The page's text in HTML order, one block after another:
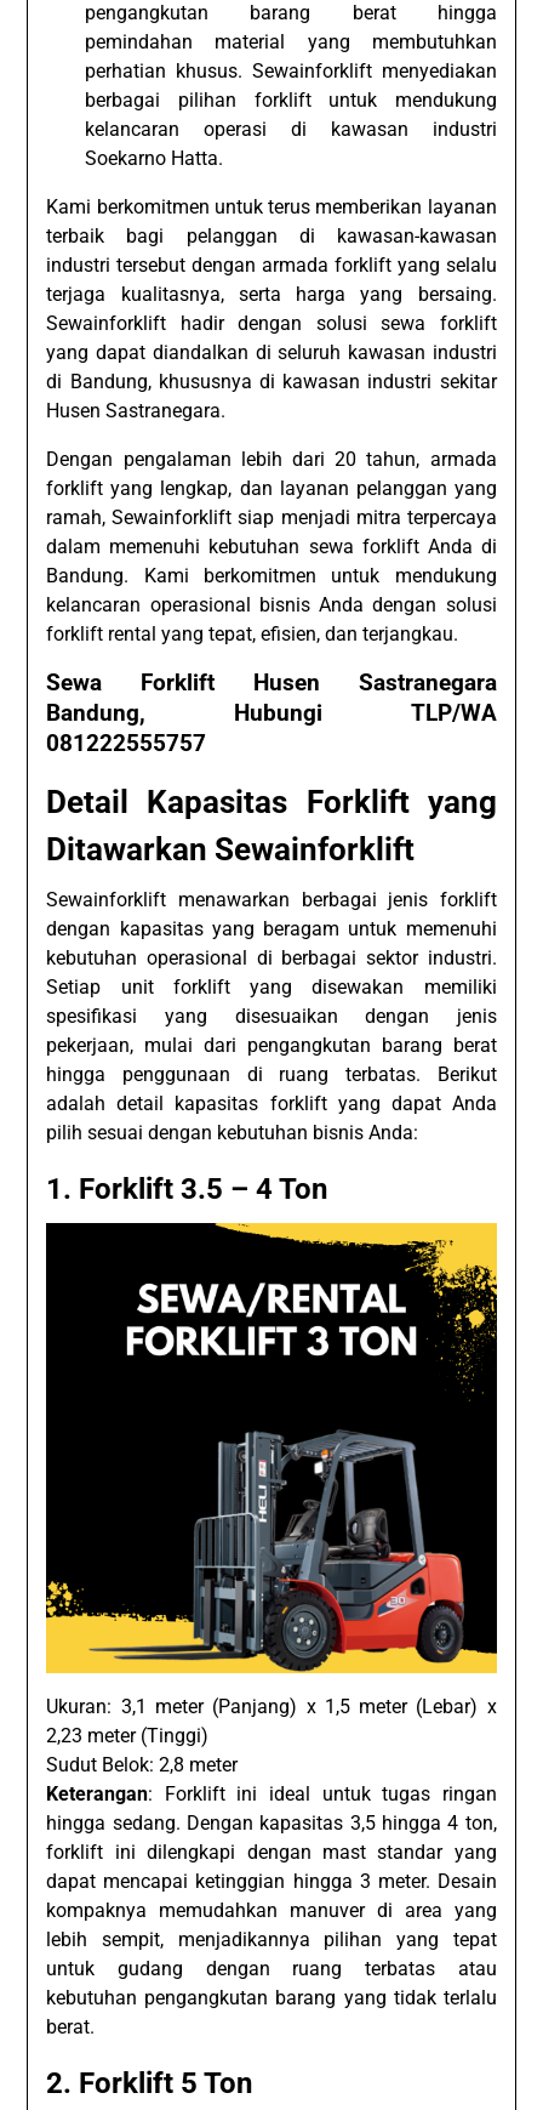
pengangkutan barang berat hingga
pemindahan material yang membutuhkan
perhatian khusus. Sewainforklift menyediakan
berbagai pilihan forklift untuk mendukung
kelancaran operasi di kawasan industri
Soekarno Hatta.
Kami berkomitmen untuk terus memberikan layanan
terbaik bagi pelanggan di kawasan-kawasan
industri tersebut dengan armada forklift yang selalu
terjaga kualitasnya, serta harga yang bersaing.
Sewainforklift hadir dengan solusi sewa forklift
yang dapat diandalkan di seluruh kawasan industri
di Bandung, khususnya di kawasan industri sekitar
Husen Sastranegara.
Dengan pengalaman lebih dari 20 tahun, armada
forklift yang lengkap, dan layanan pelanggan yang
ramah, Sewainforklift siap menjadi mitra terpercaya
dalam memenuhi kebutuhan sewa forklift Anda di
Bandung. Kami berkomitmen untuk mendukung
kelancaran operasional bisnis Anda dengan solusi
forklift rental yang tepat, efisien, dan terjangkau.
Sewa Forklift Husen Sastranegara
Bandung, Hubungi TLP/WA
081222555757
Detail Kapasitas Forklift yang
Ditawarkan Sewainforklift
Sewainforklift menawarkan berbagai jenis forklift
dengan kapasitas yang beragam untuk memenuhi
kebutuhan operasional di berbagai sektor industri.
Setiap unit forklift yang disewakan memiliki
spesifikasi yang disesuaikan dengan jenis
pekerjaan, mulai dari pengangkutan barang berat
hingga penggunaan di ruang terbatas. Berikut
adalah detail kapasitas forklift yang dapat Anda
pilih sesuai dengan kebutuhan bisnis Anda:
1. Forklift 3.5 – 4 Ton
Ukuran: 3,1 meter (Panjang) x 1,5 meter (Lebar) x
2,23 meter (Tinggi)
Sudut Belok: 2,8 meter
Keterangan: Forklift ini ideal untuk tugas ringan
hingga sedang. Dengan kapasitas 3,5 hingga 4 ton,
forklift ini dilengkapi dengan mast standar yang
dapat mencapai ketinggian hingga 3 meter. Desain
kompaknya memudahkan manuver di area yang
lebih sempit, menjadikannya pilihan yang tepat
untuk gudang dengan ruang terbatas atau
kebutuhan pengangkutan barang yang tidak terlalu
berat.
2. Forklift 5 Ton